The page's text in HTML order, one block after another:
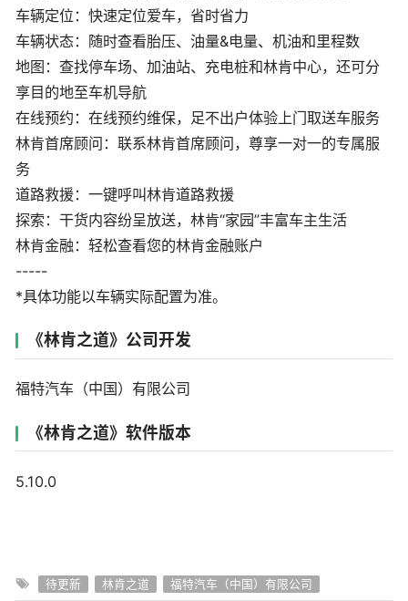
车辆定位：快速定位爱车，省时省力
车辆状态：随时查看胎压、油量&电量、机油和里程数
地图：查找停车场、加油站、充电桩和林肯中心，还可分
享目的地至车机导航
在线预约：在线预约维保，足不出户体验上门取送车服务
林肯首席顾问：联系林肯首席顾问，尊享一对一的专属服
务
道路救援：一键呼叫林肯道路救援
探索：干货内容纷呈放送，林肯“家园”丰富车主生活
林肯金融：轻松查看您的林肯金融账户
-----
*具体功能以车辆实际配置为准。
《林肯之道》公司开发
福特汽车（中国）有限公司
《林肯之道》软件版本
5.10.0
待更新 林肯之道 福特汽车（中国）有限公司